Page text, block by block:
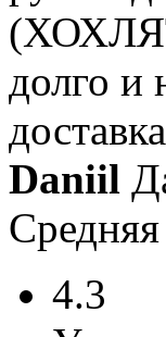
долго и
Daniil
4.3